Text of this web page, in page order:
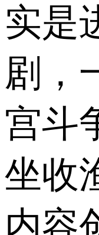
实是
剧，
宫斗
坐收
内容